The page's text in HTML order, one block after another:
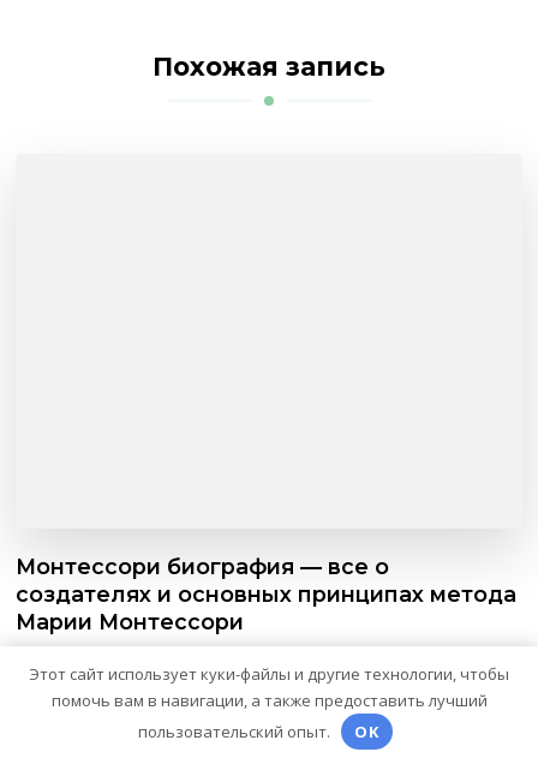
Похожая запись
Монтессори биография — все о
создателях и основных принципах метода
Марии Монтессори
Этот сайт использует куки-файлы и другие технологии, чтобы
помочь вам в навигации, а также предоставить лучший
пользовательский опыт.
OK